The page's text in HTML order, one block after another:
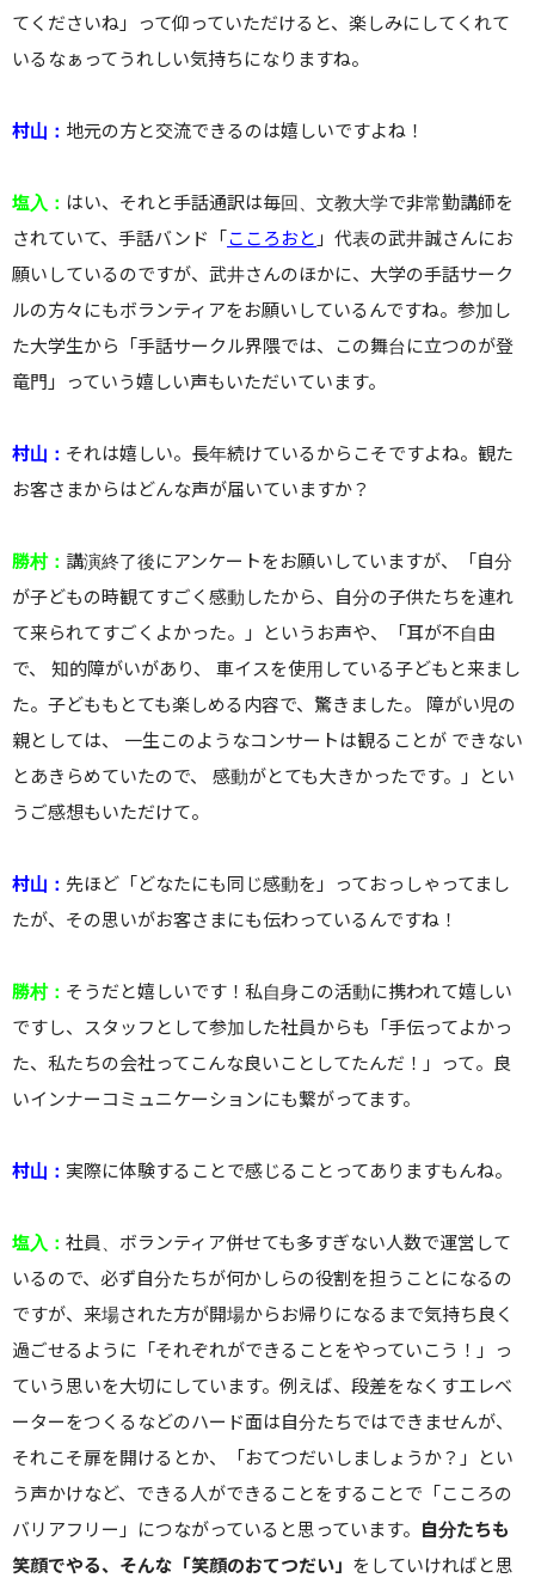
てくださいね」って仰っていただけると、楽しみにしてくれて
いるなぁってうれしい気持ちになりますね。
村山： 地元の方と交流できるのは嬉しいですよね！
塩入： はい、それと手話通訳は毎回、文教大学で非常勤講師を
されていて、手話バンド「こころおと 」代表の武井誠さんにお
願いしているのですが、武井さんのほかに、大学の手話サーク
ルの方々にもボランティアをお願いしているんですね。参加し
た大学生から「手話サークル界隈では、この舞台に立つのが登
竜門」っていう嬉しい声もいただいています。
村山： それは嬉しい。長年続けているからこそですよね。観た
お客さまからはどんな声が届いていますか？
勝村： 講演終了後にアンケートをお願いしていますが、
「自分
が子どもの時観てすごく感動したから、自分の子供たちを連れ
て来られてすごくよかった。」というお声や、「耳が不自由
で、 知的障がいがあり、 車イスを使用している子どもと来まし
た。子どももとても楽しめる内容で、驚きました。 障がい児の
親としては、 一生このようなコンサートは観ることが できない
とあきらめていたので、 感動がとても大きかったです。」とい
うご感想もいただけて。
村山： 先ほど「どなたにも同じ感動を」っておっしゃってまし
たが、その思いがお客さまにも伝わっているんですね！
勝村： そうだと嬉しいです！私自身この活動に携われて嬉しい
ですし、スタッフとして参加した社員からも「手伝ってよかっ
た、私たちの会社ってこんな良いことしてたんだ！」って。良
いインナーコミュニケーションにも繋がってます。
村山： 実際に体験することで感じることってありますもんね。
塩入： 社員、ボランティア併せても多すぎない人数で運営して
いるので、必ず自分たちが何かしらの役割を担うことになるの
ですが、来場された方が開場からお帰りになるまで気持ち良く
過ごせるように「それぞれができることをやっていこう！」っ
ていう思いを大切にしています。例えば、段差をなくすエレベ
ーターをつくるなどのハード面は自分たちではできませんが、
それこそ扉を開けるとか、「おてつだいしましょうか？」とい
う声かけなど、できる人ができることをすることで「こころの
バリアフリー」につながっていると思っています。 自分たちも
笑顔でやる、そんな「笑顔のおてつだい」 をしていければと思